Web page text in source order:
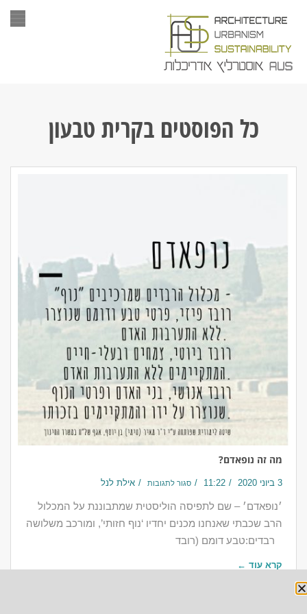
כל הפוסטים בקרית טבעון
מה זה נופאדם?
3 ביוני 2020 11:22 סגור לתגובות אילת לנל
‎׳נופאדם׳ – שם לתפיסה הוליסטית שמתבוננת על המכלול
הרב שכבתי שאנחנו מכנים יחדיו ‫‘נוף חזותי’, ומורכב משלושה
קרא עוד ←